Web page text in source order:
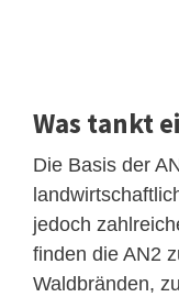
Was tankt
Die Basis der
jedoch
finden die AN2
Waldbränden,